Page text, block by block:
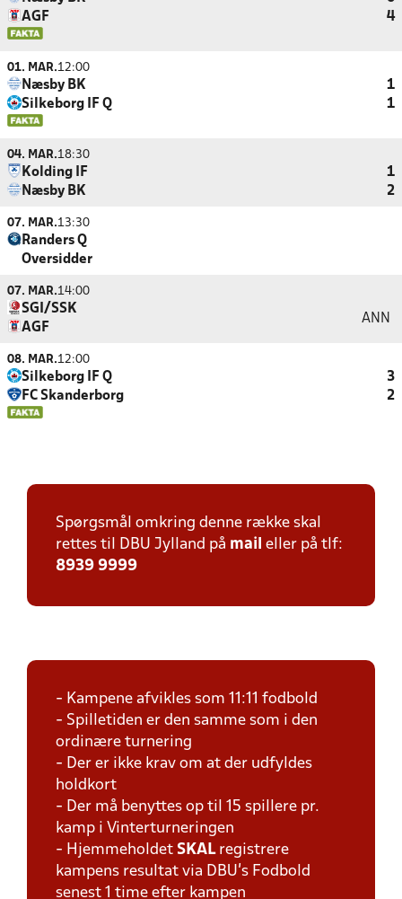
AGF
4
01. MAR.12:00
Næsby BK
1
Silkeborg IF Q
1
04. MAR.18:30
Kolding IF
1
Næsby BK
2
07. MAR.13:30
Randers Q
Oversidder
07. MAR.14:00
SGI/SSK
AGF
ANN
08. MAR.12:00
Silkeborg IF Q
3
FC Skanderborg
2
Spørgsmål omkring denne række skal
rettes til DBU Jylland på mail eller på tlf:
8939 9999
- Kampene afvikles som 11:11 fodbold
- Spilletiden er den samme som i den
ordinære turnering
- Der er ikke krav om at der udfyldes
holdkort
- Der må benyttes op til 15 spillere pr.
kamp i Vinterturneringen
- Hjemmeholdet SKAL registrere
kampens resultat via DBU's Fodbold
senest 1 time efter kampen